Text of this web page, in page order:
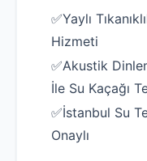
✅Yaylı
Hizmeti
✅Akustik
İle Su Kaçağı
✅İstanbul Su
Onaylı